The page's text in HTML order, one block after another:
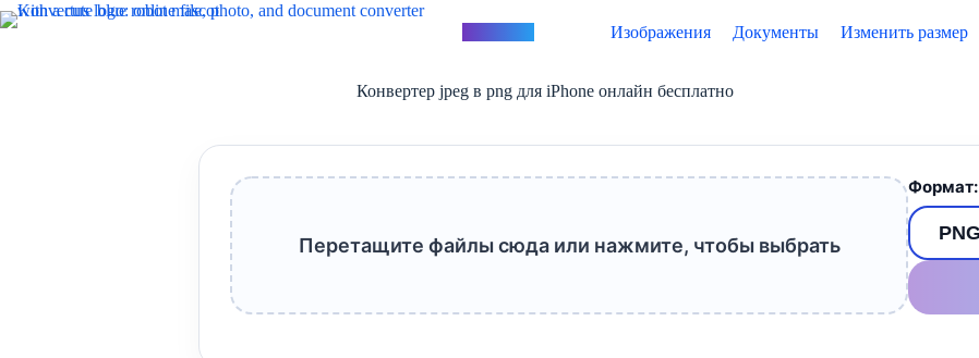
Перейти
к
Изображения Документы Изменить размер
Конвертер jpeg в png для iPhone онлайн бесплатно
Перетащите файлы сюда или нажмите, чтобы выбрать
Формат: